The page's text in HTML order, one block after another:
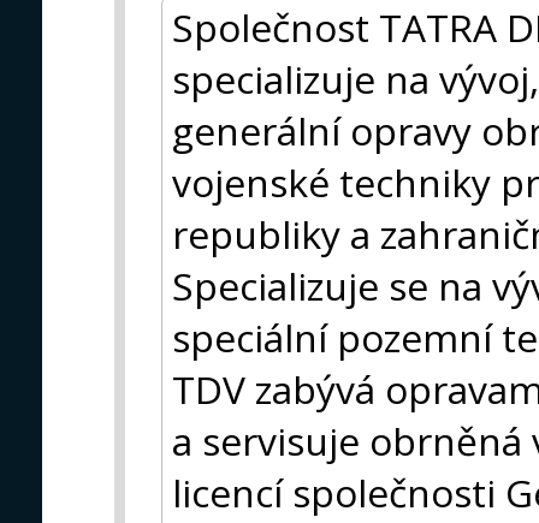
Společnost TATRA
specializuje na
generální opravy
vojenské techniky
republiky a
Specializuje se na
speciální pozemní
TDV zabývá
a servisuje obrněná
licencí společnosti